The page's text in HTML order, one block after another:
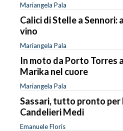
Mariangela Pala
Calici di Stelle a Sennori:
vino
Mariangela Pala
In moto da Porto Torres
Marika nel cuore
Mariangela Pala
Sassari, tutto pronto per
Candelieri Medi
Emanuele Floris